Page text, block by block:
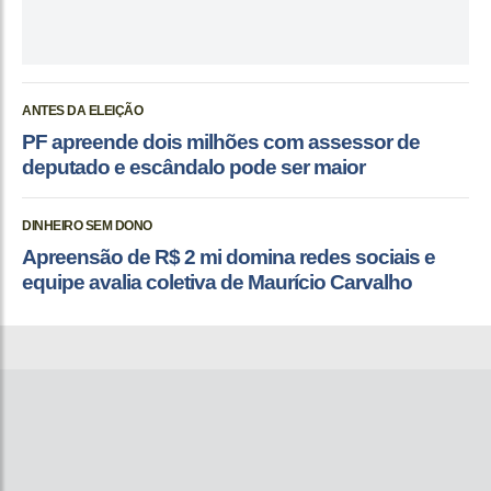
ANTES DA ELEIÇÃO
PF apreende dois milhões com assessor de
deputado e escândalo pode ser maior
DINHEIRO SEM DONO
Apreensão de R$ 2 mi domina redes sociais e
equipe avalia coletiva de Maurício Carvalho